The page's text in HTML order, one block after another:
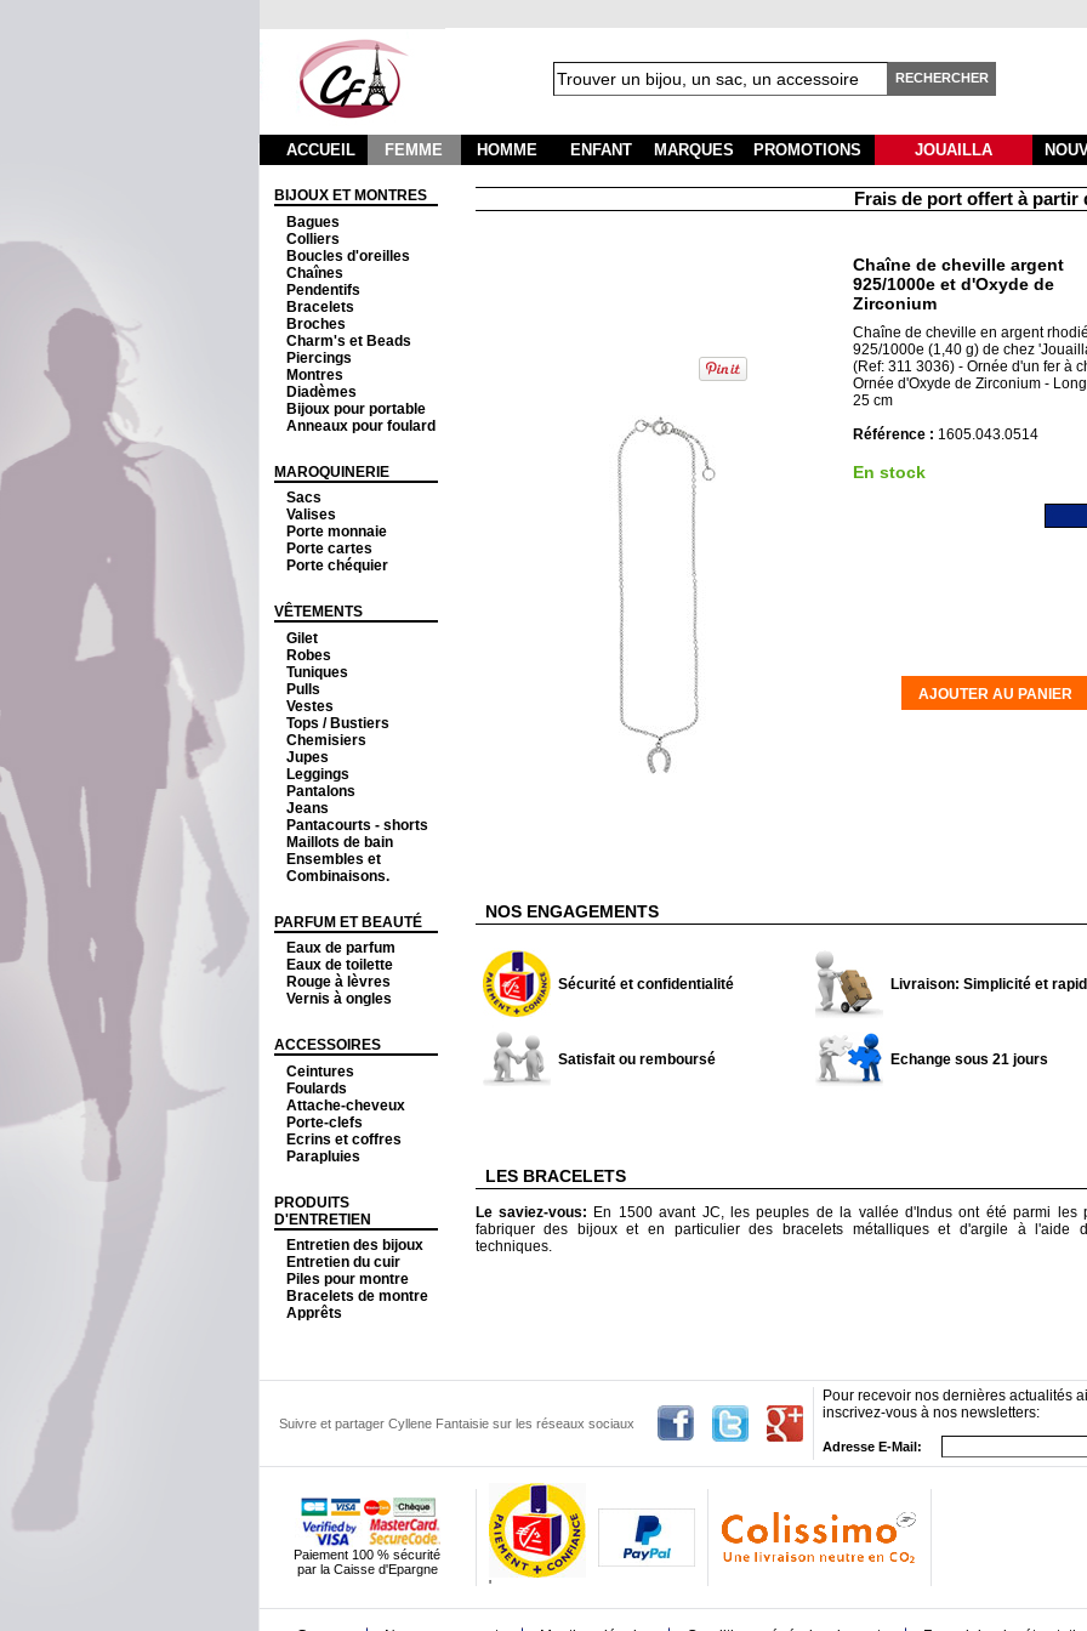
RECHERCHER
ACCUEIL FEMME HOMME ENFANT MARQUES PROMOTIONS JOUAILLA
BIJOUX ET MONTRES
Bagues
Colliers
Boucles d'oreilles
Chaînes
Pendentifs
Bracelets
Broches
Charm's et Beads
Piercings
Montres
Diadèmes
Bijoux pour portable
Anneaux pour foulard
MAROQUINERIE
Sacs
Valises
Porte monnaie
Porte cartes
Porte chéquier
VÊTEMENTS
Gilet
Robes
Tuniques
Pulls
Vestes
Tops / Bustiers
Chemisiers
Jupes
Leggings
Pantalons
Jeans
Pantacourts - shorts
Maillots de bain
Ensembles et
Combinaisons.
PARFUM ET BEAUTÉ
Eaux de parfum
Eaux de toilette
Rouge à lèvres
Vernis à ongles
ACCESSOIRES
Ceintures
Foulards
Attache-cheveux
Porte-clefs
Ecrins et coffres
Parapluies
PRODUITS
D'ENTRETIEN
Entretien des bijoux
Entretien du cuir
Piles pour montre
Bracelets de montre
Apprêts
Frais de port offert à partir
Chaîne de cheville argent
925/1000e et d'Oxyde de
Zirconium
Chaîne de cheville en argent
925/1000e (1,40 g) de chez
(Ref: 311 3036) - Ornée d'un fer à
Ornée d'Oxyde de Zirconium -
25 cm
Référence : 1605.043.0514
En stock
AJOUTER AU PANIER
NOS ENGAGEMENTS
Sécurité et confidentialité Livraison: Simplicité et
Satisfait ou remboursé Echange sous 21 jours
LES BRACELETS
Le saviez-vous: En 1500 avant JC, les peuples de la vallée d'Indus ont été parmi les
fabriquer des bijoux et en particulier des bracelets métalliques et d'argile à l'aide
techniques.
Suivre et partager Cyllene Fantaisie sur les réseaux sociaux
Pour recevoir nos dernières actualités
inscrivez-vous à nos newsletters:
Adresse E-Mail:
Paiement 100 % sécurité
par la Caisse d'Epargne
'